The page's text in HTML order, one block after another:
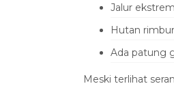
Jalur
Hutan
Ada patung
Meski terlihat